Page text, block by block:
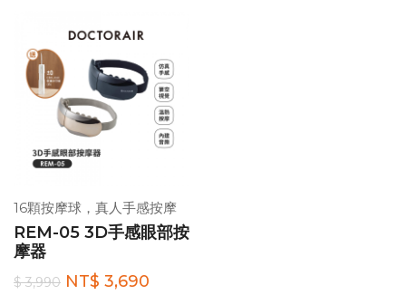
16顆按摩球，真人手感按摩
REM-05 3D手感眼部按
摩器
$ 3,990 NT$ 3,690